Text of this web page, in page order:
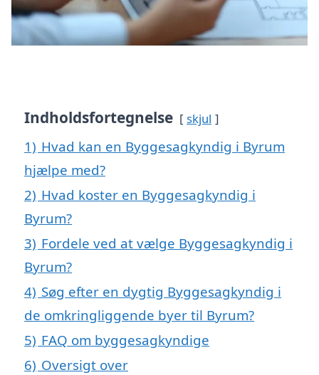
Indholdsfortegnelse skjul
1) Hvad kan en Byggesagkyndig i Byrum
hjælpe med?
2) Hvad koster en Byggesagkyndig i
Byrum?
3) Fordele ved at vælge Byggesagkyndig i
Byrum?
4) Søg efter en dygtig Byggesagkyndig i
de omkringliggende byer til Byrum?
5) FAQ om byggesagkyndige
6) Oversigt over